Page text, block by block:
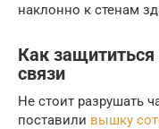
наклонно к стенам
Как
связи
Не стоит разрушать
поставили вышку